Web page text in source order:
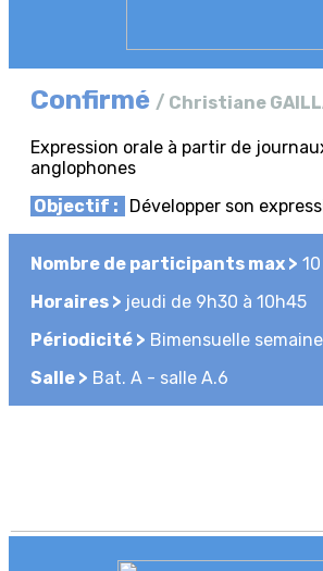
Confirmé / Christiane
Expression orale à partir de
anglophones
Objectif :
Développer son
Nombre de participants max > 10
Horaires > jeudi de 9h30 à 10h45
Périodicité > Bimensuelle
Salle > Bat. A - salle A.6